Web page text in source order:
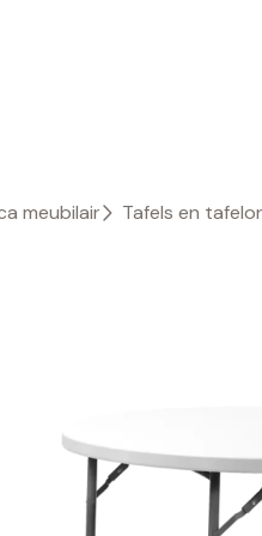
meubilair Tafels en